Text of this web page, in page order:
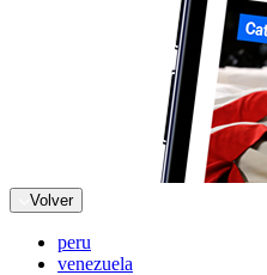
Volver
peru
venezuela